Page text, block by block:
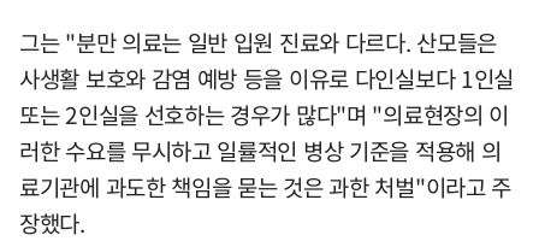
그는 "분만 의료는 일반 입원 진료와 다르다. 산모들은
사생활 보호와 감염 예방 등을 이유로 다인실보다 1인실
또는 2인실을 선호하는 경우가 많다"며 "의료현장의 이
러한 수요를 무시하고 일률적인 병상 기준을 적용해 의
료기관에 과도한 책임을 묻는 것은 과한 처벌"이라고 주
장했다.